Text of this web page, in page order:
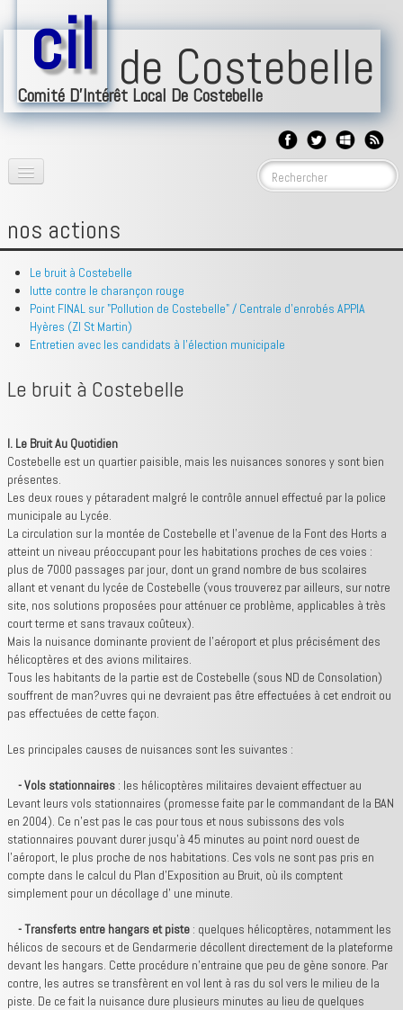
cil de Costebelle
Comité D'Intérêt Local De Costebelle
BLOG
nos implications▼
forum
contact
nos actions
Le bruit à Costebelle
lutte contre le charançon rouge
Point FINAL sur "Pollution de Costebelle" / Centrale d'enrobés APPIA
Hyères (ZI St Martin)
Entretien avec les candidats à l'élection municipale
Le bruit à Costebelle
I. Le Bruit Au Quotidien
Costebelle est un quartier paisible, mais les nuisances sonores y sont bien
présentes.
Les deux roues y pétaradent malgré le contrôle annuel effectué par la police
municipale au Lycée.
La circulation sur la montée de Costebelle et l'avenue de la Font des Horts a
atteint un niveau préoccupant pour les habitations proches de ces voies :
plus de 7000 passages par jour, dont un grand nombre de bus scolaires
allant et venant du lycée de Costebelle (vous trouverez par ailleurs, sur notre
site, nos solutions proposées pour atténuer ce problème, applicables à très
court terme et sans travaux coûteux).
Mais la nuisance dominante provient de l'aéroport et plus précisément des
hélicoptères et des avions militaires.
Tous les habitants de la partie est de Costebelle (sous ND de Consolation)
souffrent de man?uvres qui ne devraient pas être effectuées à cet endroit ou
pas effectuées de cette façon.
Les principales causes de nuisances sont les suivantes :
- Vols stationnaires : les hélicoptères militaires devaient effectuer au
Levant leurs vols stationnaires (promesse faite par le commandant de la BAN
en 2004). Ce n'est pas le cas pour tous et nous subissons des vols
stationnaires pouvant durer jusqu'à 45 minutes au point nord ouest de
l'aéroport, le plus proche de nos habitations. Ces vols ne sont pas pris en
compte dans le calcul du Plan d'Exposition au Bruit, où ils comptent
simplement pour un décollage d' une minute.
- Transferts entre hangars et piste : quelques hélicoptères, notamment les
hélicos de secours et de Gendarmerie décollent directement de la plateforme
devant les hangars. Cette procédure n'entraine que peu de gène sonore. Par
contre, les autres se transfèrent en vol lent à ras du sol vers le milieu de la
piste. De ce fait la nuisance dure plusieurs minutes au lieu de quelques